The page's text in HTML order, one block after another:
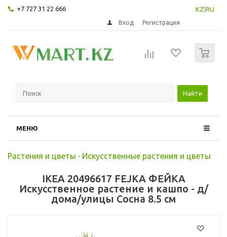
+7 727 31 22 666 KZ RU
Вход Регистрация
Найти
МЕНЮ
Растения и цветы - Искусственные растения и цветы
IKEA 20496617 FEJKA ФЕЙКА
Искусственное растение и кашпо - д/
дома/улицы Сосна 8.5 см